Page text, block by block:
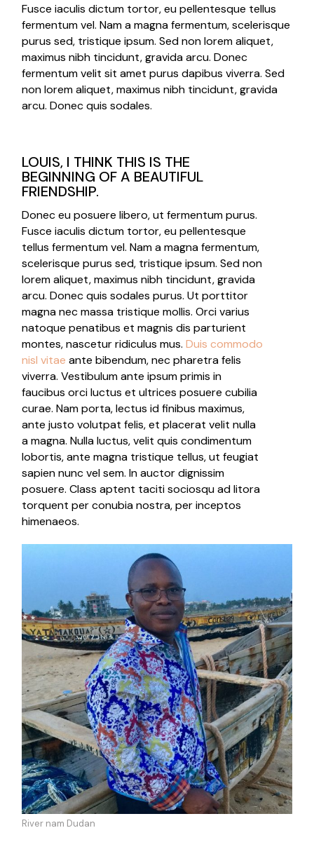
Fusce iaculis dictum tortor, eu pellentesque tellus
fermentum vel. Nam a magna fermentum, scelerisque
purus sed, tristique ipsum. Sed non lorem aliquet,
maximus nibh tincidunt, gravida arcu. Donec
fermentum velit sit amet purus dapibus viverra. Sed
non lorem aliquet, maximus nibh tincidunt, gravida
arcu. Donec quis sodales.
LOUIS, I THINK THIS IS THE
BEGINNING OF A BEAUTIFUL
FRIENDSHIP.
Donec eu posuere libero, ut fermentum purus.
Fusce iaculis dictum tortor, eu pellentesque
tellus fermentum vel. Nam a magna fermentum,
scelerisque purus sed, tristique ipsum. Sed non
lorem aliquet, maximus nibh tincidunt, gravida
arcu. Donec quis sodales purus. Ut porttitor
magna nec massa tristique mollis. Orci varius
natoque penatibus et magnis dis parturient
montes, nascetur ridiculus mus. Duis commodo
nisl vitae ante bibendum, nec pharetra felis
viverra. Vestibulum ante ipsum primis in
faucibus orci luctus et ultrices posuere cubilia
curae. Nam porta, lectus id finibus maximus,
ante justo volutpat felis, et placerat velit nulla
a magna. Nulla luctus, velit quis condimentum
lobortis, ante magna tristique tellus, ut feugiat
sapien nunc vel sem. In auctor dignissim
posuere. Class aptent taciti sociosqu ad litora
torquent per conubia nostra, per inceptos
himenaeos.
River nam Dudan